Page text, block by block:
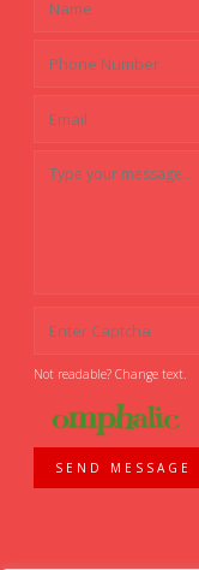
Not readable? Change text.
SEND MESSAGE